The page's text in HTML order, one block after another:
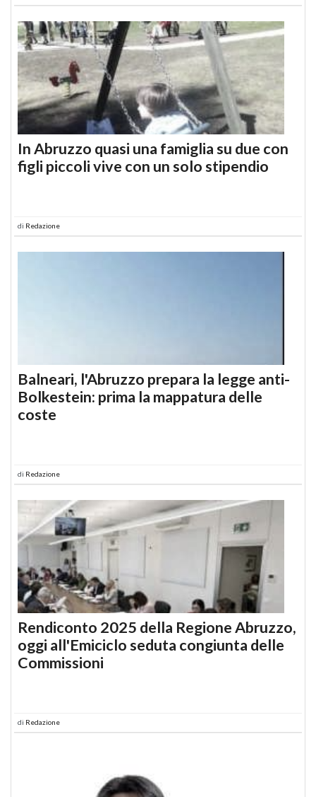
In Abruzzo quasi una famiglia su due con
figli piccoli vive con un solo stipendio
di Redazione
Balneari, l'Abruzzo prepara la legge anti-
Bolkestein: prima la mappatura delle
coste
di Redazione
Rendiconto 2025 della Regione Abruzzo,
oggi all'Emiciclo seduta congiunta delle
Commissioni
di Redazione